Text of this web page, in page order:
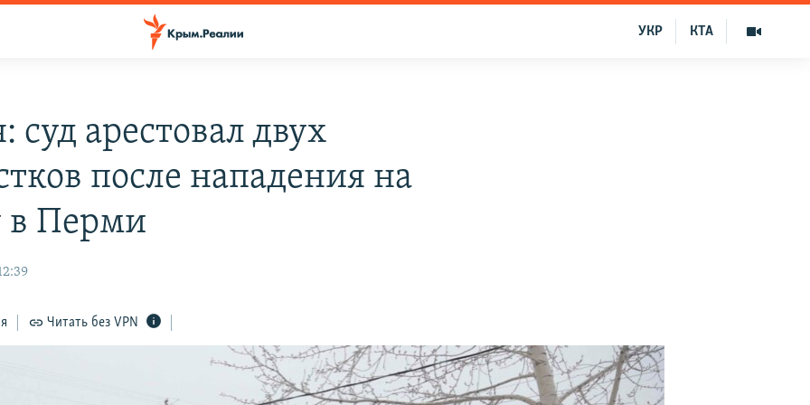
КТА
УКР
суд арестовал двух
после нападения на
в Перми
Читать без VPN